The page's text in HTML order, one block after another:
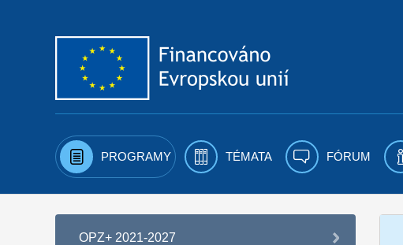
PROGRAMY TÉMATA FÓRUM
OPZ+ 2021-2027